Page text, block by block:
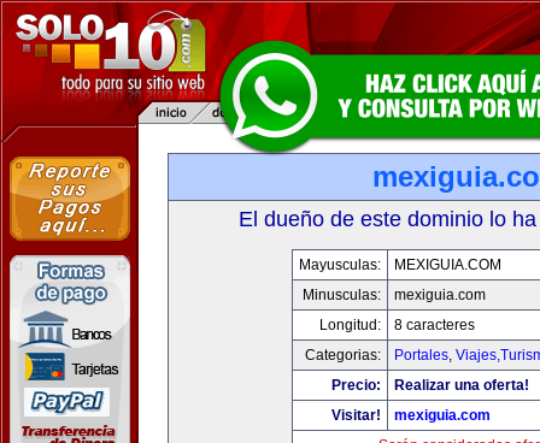
El dueño de este dominio lo
Mayusculas:
MEXIGUIA.COM
Minusculas:
mexiguia.com
Longitud:
8 caracteres
Categorias:
Portales,
Precio:
Realizar una oferta!
Visitar!
mexiguia.com